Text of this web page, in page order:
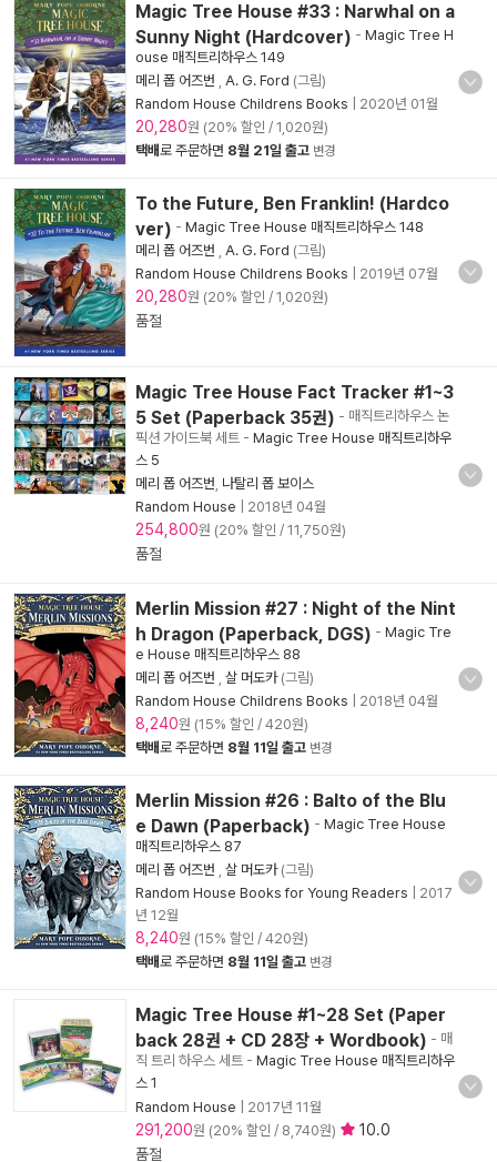
Magic Tree House #33 : Narwhal on a
Sunny Night (Hardcover) - Magic Tree H
ouse 매직트리하우스 149
메리 폽 어즈번
A. G. Ford (그림)
Random House Childrens Books
2020년 01월
20,280원 (20% 할인 / 1,020원)
택배로 주문하면 8월 21일 출고 변경
To the Future, Ben Franklin! (Hardco
ver) - Magic Tree House 매직트리하우스 148
메리 폽 어즈번
A. G. Ford (그림)
Random House Childrens Books
2019년 07월
20,280원 (20% 할인 / 1,020원)
품절
Magic Tree House Fact Tracker #1~3
5 Set (Paperback 35권) - 매직트리하우스 논
픽션 가이드북 세트 - Magic Tree House 매직트리하우
스 5
메리 폽 어즈번 나탈리 폽 보이스
Random House
2018년 04월
254,800원 (20% 할인 / 11,750원)
품절
Merlin Mission #27 : Night of the Nint
h Dragon (Paperback, DGS) - Magic Tre
e House 매직트리하우스 88
메리 폽 어즈번
살 머도카(그림)
Random House Childrens Books
2018년 04월
8,240원 (15% 할인 / 420원)
택배로 주문하면 8월 11일 출고 변경
Merlin Mission #26 : Balto of the Blu
e Dawn (Paperback) - Magic Tree House
매직트리하우스 87
메리 폽 어즈번
살 머도카(그림)
Random House Books for Young Readers
2017
년 12월
8,240원 (15% 할인 / 420원)
택배로 주문하면 8월 11일 출고 변경
Magic Tree House #1~28 Set (Paper
back 28권 + CD 28장 + Wordbook) - 매
직 트리 하우스 세트 - Magic Tree House 매직트리하우
스 1
Random House
2017년 11월
291,200원 (20% 할인 / 8,740원)
10.0
품절